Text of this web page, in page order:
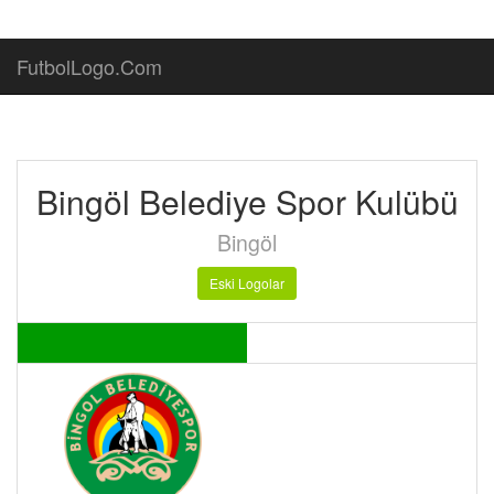
FutbolLogo.Com
Bingöl Belediye Spor Kulübü
Bingöl
Eski Logolar